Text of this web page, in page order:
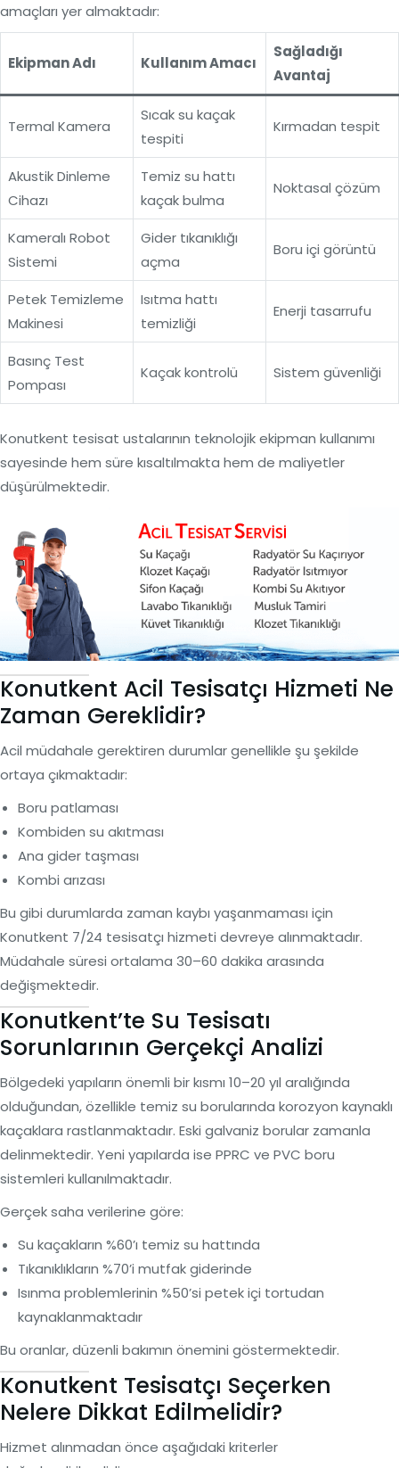
amaçları yer almaktadır:
Ekipman Adı Kullanım Amacı
Sağladığı
Avantaj
Termal Kamera
Sıcak su kaçak
tespiti
Kırmadan tespit
Akustik Dinleme
Cihazı
Temiz su hattı
kaçak bulma
Noktasal çözüm
Kameralı Robot
Sistemi
Gider tıkanıklığı
açma
Boru içi görüntü
Petek Temizleme
Makinesi
Isıtma hattı
temizliği
Enerji tasarrufu
Basınç Test
Pompası
Kaçak kontrolü Sistem güvenliği
Konutkent tesisat ustalarının teknolojik ekipman kullanımı
sayesinde hem süre kısaltılmakta hem de maliyetler
düşürülmektedir.
Konutkent Acil Tesisatçı Hizmeti Ne
Zaman Gereklidir?
Acil müdahale gerektiren durumlar genellikle şu şekilde
ortaya çıkmaktadır:
Boru patlaması
Kombiden su akıtması
Ana gider taşması
Kombi arızası
Bu gibi durumlarda zaman kaybı yaşanmaması için
Konutkent 7/24 tesisatçı hizmeti devreye alınmaktadır.
Müdahale süresi ortalama 30–60 dakika arasında
değişmektedir.
Konutkent’te Su Tesisatı
Sorunlarının Gerçekçi Analizi
Bölgedeki yapıların önemli bir kısmı 10–20 yıl aralığında
olduğundan, özellikle temiz su borularında korozyon kaynaklı
kaçaklara rastlanmaktadır. Eski galvaniz borular zamanla
delinmektedir. Yeni yapılarda ise PPRC ve PVC boru
sistemleri kullanılmaktadır.
Gerçek saha verilerine göre:
Su kaçakların %60’ı temiz su hattında
Tıkanıklıkların %70’i mutfak giderinde
Isınma problemlerinin %50’si petek içi tortudan
kaynaklanmaktadır
Bu oranlar, düzenli bakımın önemini göstermektedir.
Konutkent Tesisatçı Seçerken
Nelere Dikkat Edilmelidir?
Hizmet alınmadan önce aşağıdaki kriterler